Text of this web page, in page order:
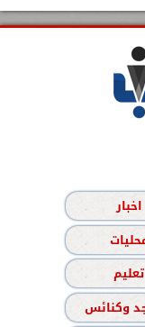
اخبار
تعليم
وكنائس